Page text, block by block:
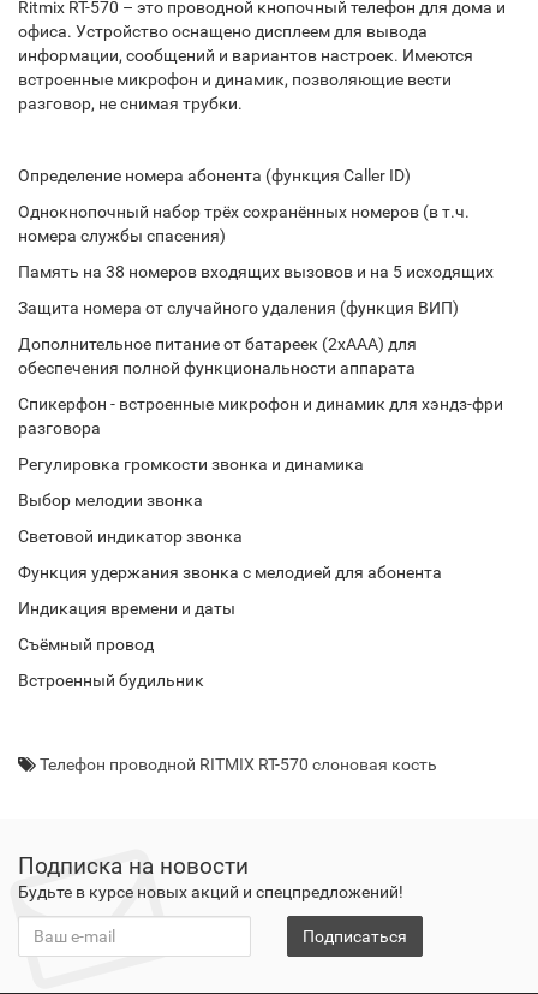
Ritmix RT-570 – это проводной кнопочный телефон для дома и
офиса. Устройство оснащено дисплеем для вывода
информации, сообщений и вариантов настроек. Имеются
встроенные микрофон и динамик, позволяющие вести
разговор, не снимая трубки.
Определение номера абонента (функция Caller ID)
Однокнопочный набор трёх сохранённых номеров (в т.ч.
номера службы спасения)
Память на 38 номеров входящих вызовов и на 5 исходящих
Защита номера от случайного удаления (функция ВИП)
Дополнительное питание от батареек (2xAAA) для
обеспечения полной функциональности аппарата
Спикерфон - встроенные микрофон и динамик для хэндз-фри
разговора
Регулировка громкости звонка и динамика
Выбор мелодии звонка
Световой индикатор звонка
Функция удержания звонка с мелодией для абонента
Индикация времени и даты
Съёмный провод
Встроенный будильник
Телефон проводной RITMIX RT-570 слоновая кость
Подписка на новости
Будьте в курсе новых акций и спецпредложений!
Подписаться